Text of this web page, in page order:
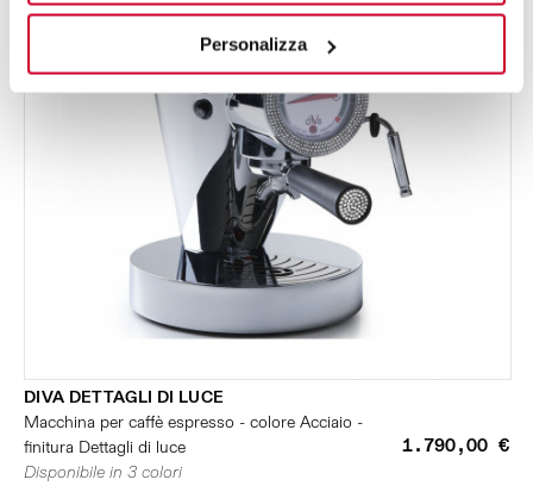
Personalizza
DIVA DETTAGLI DI LUCE
Macchina per caffè espresso - colore Acciaio -
finitura Dettagli di luce
1.790,00 €
Disponibile in 3 colori